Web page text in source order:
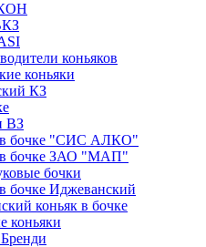
коньяков
коньяки
КЗ
ВЗ
в бочке "СИС АЛКО"
в бочке ЗАО "МАП"
бочки
бочке Иджеванский
коньяк в бочке
коньяки